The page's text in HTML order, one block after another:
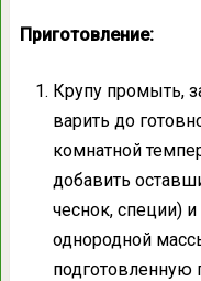
Приготовление:
Крупу промыть,
варить до
комнатной
добавить
чеснок, специи)
однородной
подготовленную